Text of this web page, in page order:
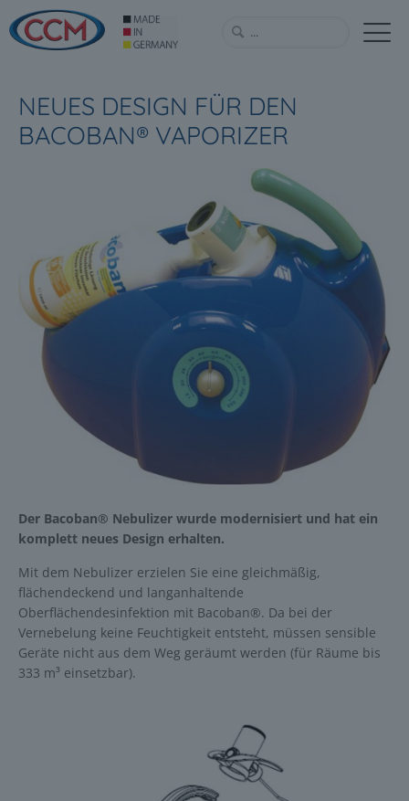
NEUES DESIGN FÜR DEN
BACOBAN® VAPORIZER
Der Bacoban® Nebulizer wurde modernisiert und hat ein
komplett neues Design erhalten.
Mit dem Nebulizer erzielen Sie eine gleichmäßig,
flächendeckend und langanhaltende
Oberflächendesinfektion mit Bacoban®. Da bei der
Vernebelung keine Feuchtigkeit entsteht, müssen sensible
Geräte nicht aus dem Weg geräumt werden (für Räume bis
333 m³ einsetzbar).